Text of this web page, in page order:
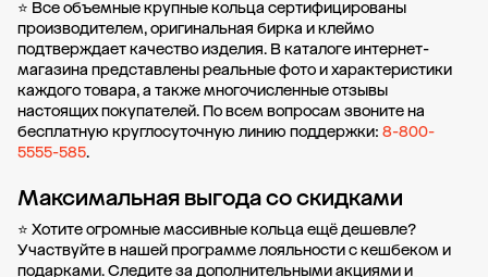
⭐ Все объемные крупные кольца сертифицированы
производителем, оригинальная бирка и клеймо
подтверждает качество изделия. В каталоге интернет-
магазина представлены реальные фото и характеристики
каждого товара, а также многочисленные отзывы
настоящих покупателей. По всем вопросам звоните на
бесплатную круглосуточную линию поддержки: 8-800-
5555-585.
Максимальная выгода со скидками
⭐ Хотите огромные массивные кольца ещё дешевле?
Участвуйте в нашейпрограмме лояльностис кешбеком и
подарками. Следите за дополнительнымиакциями и